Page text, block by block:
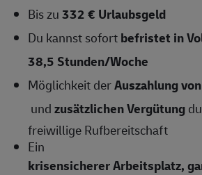
Bis zu332 € Urlaubsgeld
Du kannst sofortbefristet in
38,5 Stunden/Woche
Möglichkeit derAuszahlung
undzusätzlichen Vergütung
freiwillige Rufbereitschaft
Ein
krisensicherer Arbeitsplatz,